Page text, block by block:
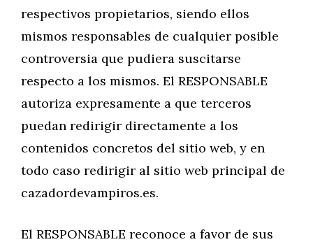
respectivos propietarios, siendo ellos
mismos responsables de cualquier posible
controversia que pudiera suscitarse
respecto a los mismos. El RESPONSABLE
autoriza expresamente a que terceros
puedan redirigir directamente a los
contenidos concretos del sitio web, y en
todo caso redirigir al sitio web principal de
cazadordevampiros.es.
El RESPONSABLE reconoce a favor de sus